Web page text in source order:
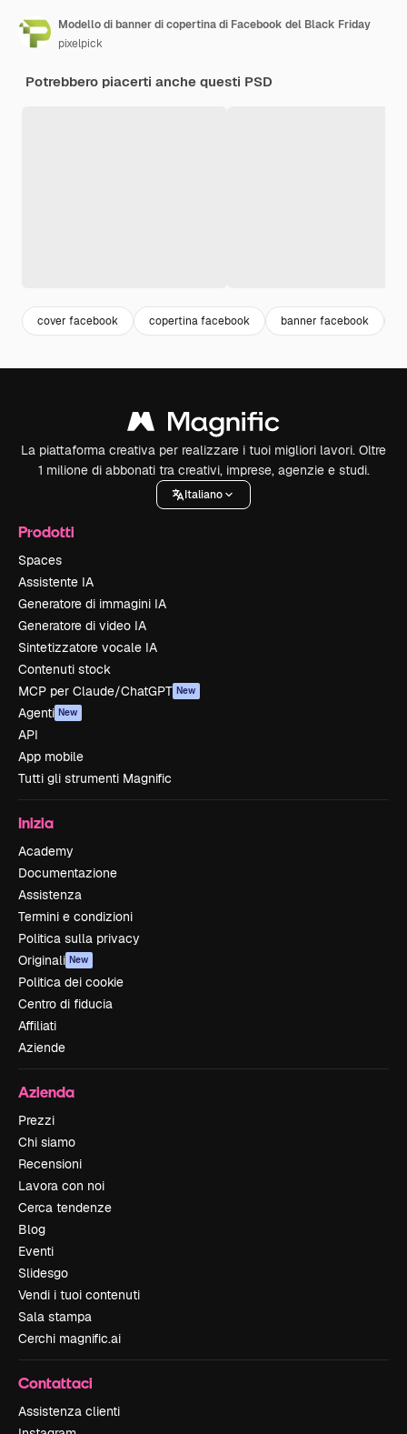
Modello di banner di copertina di Facebook del Black Friday
pixelpick
Potrebbero piacerti anche questi PSD
cover facebook copertina facebook banner facebook
La piattaforma creativa per realizzare i tuoi migliori lavori. Oltre
1 milione di abbonati tra creativi, imprese, agenzie e studi.
Italiano
Prodotti
Spaces
Assistente IA
Generatore di immagini IA
Generatore di video IA
Sintetizzatore vocale IA
Contenuti stock
MCP per Claude/ChatGPT New
Agenti New
API
App mobile
Tutti gli strumenti Magnific
Inizia
Academy
Documentazione
Assistenza
Termini e condizioni
Politica sulla privacy
Originali New
Politica dei cookie
Centro di fiducia
Affiliati
Aziende
Azienda
Prezzi
Chi siamo
Recensioni
Lavora con noi
Cerca tendenze
Blog
Eventi
Slidesgo
Vendi i tuoi contenuti
Sala stampa
Cerchi magnific.ai
Contattaci
Assistenza clienti